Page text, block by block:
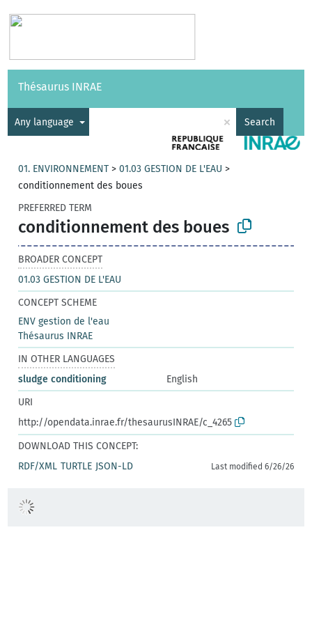
Vocabularies API
Thésaurus INRAE
Any language × Search
01. ENVIRONNEMENT >01.03 GESTION DE L'EAU >
conditionnement des boues
PREFERRED TERM
conditionnement des boues
BROADER CONCEPT
01.03 GESTION DE L'EAU
CONCEPT SCHEME
ENV gestion de l'eau
Thésaurus INRAE
IN OTHER LANGUAGES
sludge conditioning
English
URI
http://opendata.inrae.fr/thesaurusINRAE/c_4265
DOWNLOAD THIS CONCEPT:
RDF/XML TURTLE JSON-LD Last modified 6/26/26